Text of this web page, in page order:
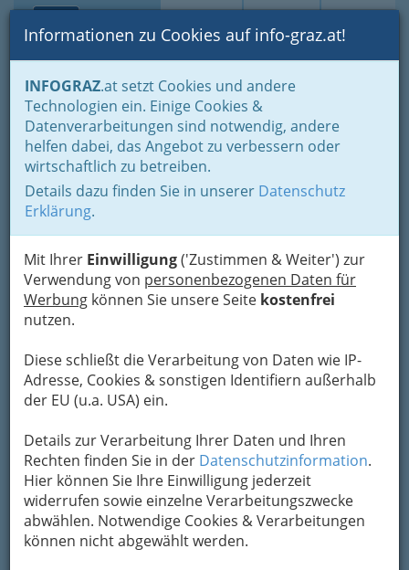
Suche Login Toggle
Informationen zu Cookies auf info-graz.at!
INFOGRAZ.at setzt Cookies und andere
Technologien ein. Einige Cookies &
Datenverarbeitungen sind notwendig, andere
helfen dabei, das Angebot zu verbessern oder
wirtschaftlich zu betreiben.
Details dazu finden Sie in unserer Datenschutz
Erklärung.
Mit Ihrer Einwilligung('Zustimmen & Weiter') zur
Verwendung von personenbezogenen Daten für
Werbung können Sie unsere Seite kostenfrei
nutzen.
Diese schließt die Verarbeitung von Daten wie IP-
Adresse, Cookies & sonstigen Identifiern außerhalb
der EU (u.a. USA) ein.
Details zur Verarbeitung Ihrer Daten und Ihren
Rechten finden Sie in der Datenschutzinformation.
Hier können Sie Ihre Einwilligung jederzeit
widerrufen sowie einzelne Verarbeitungszwecke
abwählen. Notwendige Cookies & Verarbeitungen
können nicht abgewählt werden.
Home Branchen
Gastronomie - regional und international
Internationale Küche
Casino Restaurant
Landhausgasse 10, 8010 Graz
+43 316 821 380 - 0
+43 316 8213 8010
http://www.revita.at
Karte
Adresse mit Google Maps anschauen
Kontaktaufnahme
Um die Info-Graz Firmenvor Spam-Mails zu
bewahren, verwenden wir an dieser Stelle zur
Übermittlung Ihrer Nachricht ein sicheres
Formular. Ihre Nachricht wird nach dem